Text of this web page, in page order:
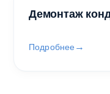
Демонтаж
Подробнее